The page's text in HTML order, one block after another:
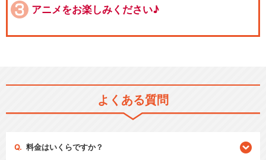
アニメをお楽しみください♪
よくある質問
料金はいくらですか？